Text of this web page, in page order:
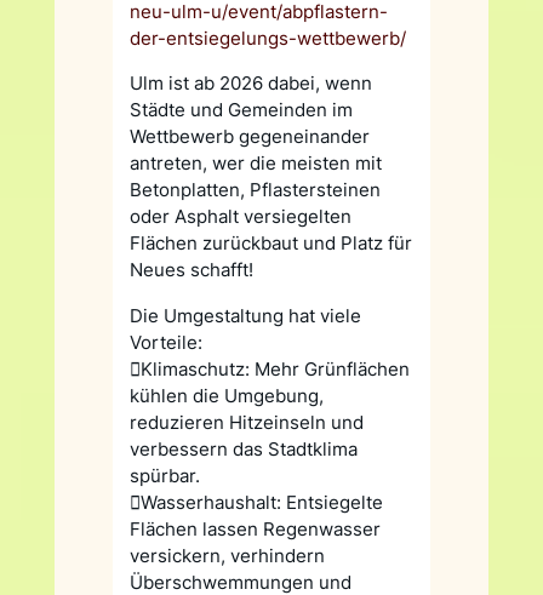
neu-ulm-u/event/abpflastern-
der-entsiegelungs-wettbewerb/
Ulm ist ab 2026 dabei, wenn
Städte und Gemeinden im
Wettbewerb gegeneinander
antreten, wer die meisten mit
Betonplatten, Pflastersteinen
oder Asphalt versiegelten
Flächen zurückbaut und Platz für
Neues schafft!
Die Umgestaltung hat viele
Vorteile:
Klimaschutz: Mehr Grünflächen
kühlen die Umgebung,
reduzieren Hitzeinseln und
verbessern das Stadtklima
spürbar.
Wasserhaushalt: Entsiegelte
Flächen lassen Regenwasser
versickern, verhindern
Überschwemmungen und